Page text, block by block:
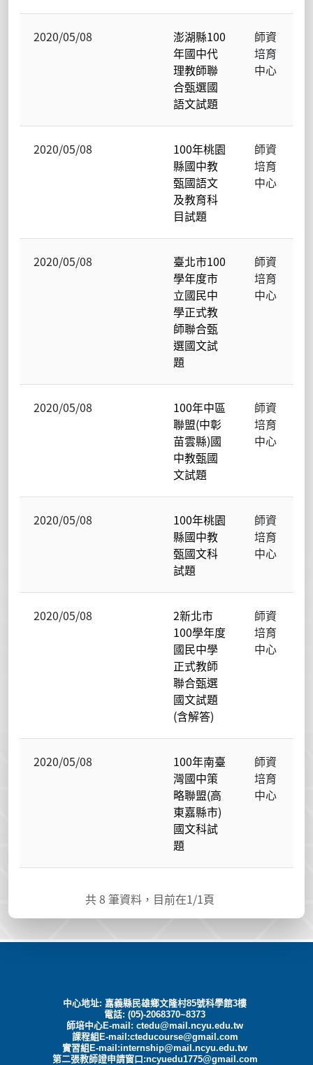
2020/05/08
澎湖縣100
年國中代
理教師聯
合甄選國
語文試題
師資
培育
中心
2020/05/08
100年桃園
縣國中教
甄國語文
及教育科
目試題
師資
培育
中心
2020/05/08
臺北市100
學年度市
立國民中
學正式教
師聯合甄
選國文試
題
師資
培育
中心
2020/05/08
100年中區
聯盟(中彰
苗雲縣)國
中教甄國
文試題
師資
培育
中心
2020/05/08
100年桃園
縣國中教
甄國文科
試題
師資
培育
中心
2020/05/08
2新北市
100學年度
國民中學
正式教師
聯合甄選
國文試題
(含解答)
師資
培育
中心
2020/05/08
100年南臺
灣國中策
略聯盟(高
東嘉縣市)
國文科試
題
師資
培育
中心
共8 筆資料，目前在1/1頁
中心地址: 嘉義縣民雄鄉文隆村85號科學館3樓
電話: (05)-2068370~8373
師培中心E-mail:ctedu@mail.ncyu.edu.tw
課程組E-mail:cteducourse@gmail.com
實習組E-mail:internship@mail.ncyu.edu.tw
第二張教師證申請窗口:ncyuedu1775@gmail.com